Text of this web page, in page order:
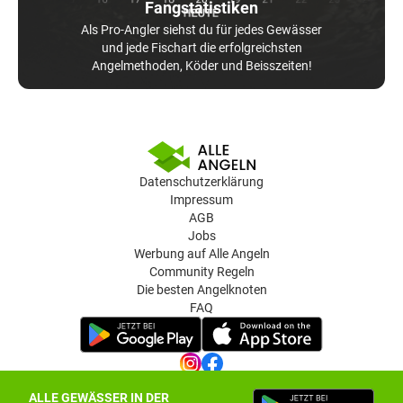
ALLE GEWÄSSER IN DER
Fangstatistiken
Als Pro-Angler siehst du für jedes Gewässer
und jede Fischart die erfolgreichsten
Angelmethoden, Köder und Beisszeiten!
Datenschutzerklärung
Impressum
AGB
Jobs
Werbung auf Alle Angeln
Community Regeln
Die besten Angelknoten
FAQ